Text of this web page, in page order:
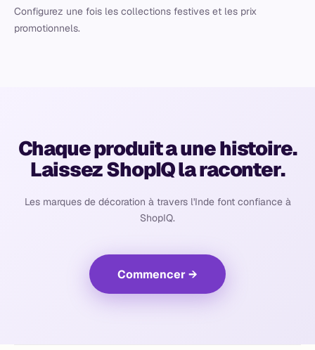
Configurez une fois les collections festives et les prix
promotionnels.
Chaque produit a une histoire.
Laissez ShopIQ la raconter.
Les marques de décoration à travers l'Inde font confiance à
ShopIQ.
Commencer→